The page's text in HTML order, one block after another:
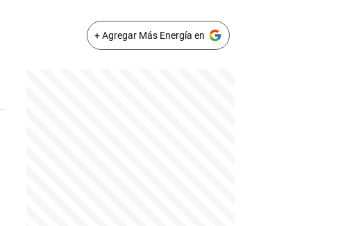
+ Agregar Más Energía en